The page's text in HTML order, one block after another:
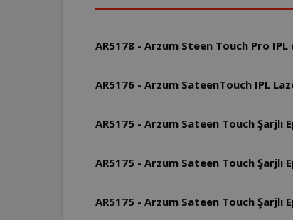
AR5178 - Arzum Steen Touch Pro IPL
AR5176 - Arzum SateenTouch IPL
AR5175 - Arzum Sateen Touch Şarjlı
AR5175 - Arzum Sateen Touch Şarjlı
AR5175 - Arzum Sateen Touch